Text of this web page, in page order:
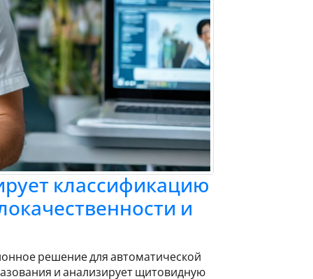
классификацию
и
решение для автоматической
и анализирует щитовидную